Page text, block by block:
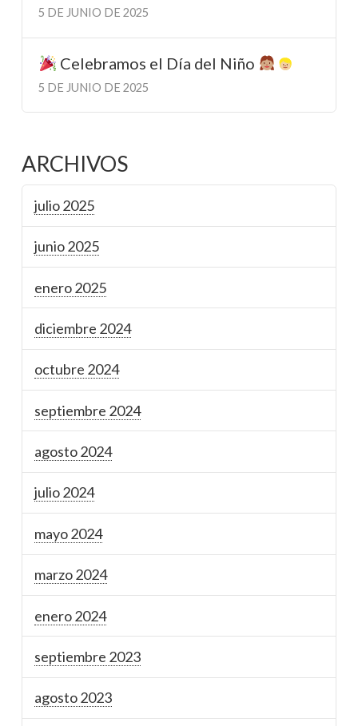
5 DE JUNIO DE 2025
Celebramos el Día del Niño
5 DE JUNIO DE 2025
ARCHIVOS
julio 2025
junio 2025
enero 2025
diciembre 2024
octubre 2024
septiembre 2024
agosto 2024
julio 2024
mayo 2024
marzo 2024
enero 2024
septiembre 2023
agosto 2023